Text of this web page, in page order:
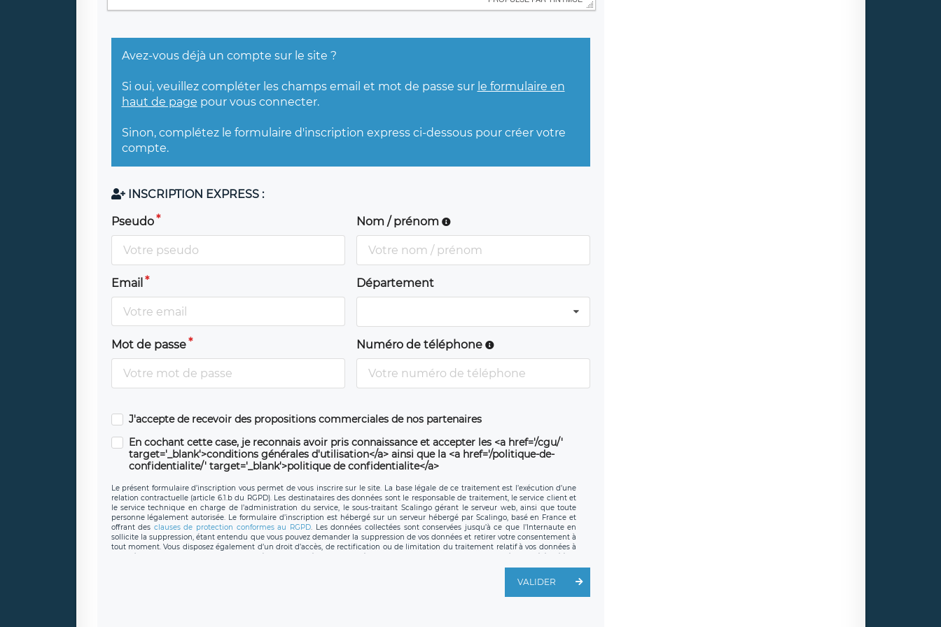
Avez-vous déjà un compte sur le site ?
Si oui, veuillez compléter les champs email et mot de passe sur le formulaire en
haut de page pour vous connecter.
Sinon, complétez le formulaire d'inscription express ci-dessous pour créer votre
compte.
INSCRIPTION EXPRESS :
Pseudo Nom / prénom
Email Département
Mot de passe Numéro de téléphone
J'accepte de recevoir des propositions commerciales de nos partenaires
En cochant cette case, je reconnais avoir pris connaissance et accepter les <a href='/cgu/'
target='_blank'>conditions générales d'utilisation</a> ainsi que la <a href='/politique-de-
confidentialite/' target='_blank'>politique de confidentialite</a>
Le présent formulaire d’inscription vous permet de vous inscrire sur le site. La base légale de ce traitement est l’exécution d’une
relation contractuelle (article 6.1.b du RGPD). Les destinataires des données sont le responsable de traitement, le service client et
le service technique en charge de l’administration du service, le sous-traitant Scalingo gérant le serveur web, ainsi que toute
personne légalement autorisée. Le formulaire d’inscription est hébergé sur un serveur hébergé par Scalingo, basé en France et
offrant des clauses de protection conformes au RGPD. Les données collectées sont conservées jusqu’à ce que l’Internaute en
sollicite la suppression, étant entendu que vous pouvez demander la suppression de vos données et retirer votre consentement à
tout moment. Vous disposez également d’un droit d’accès, de rectification ou de limitation du traitement relatif à vos données à
caractère personnel, ainsi que d’un droit à la portabilité de vos données. Vous pouvez exercer ces droits auprès du délégué à la
protection des données de LÉGAVOX qui exerce au siège social de LÉGAVOX et est joignable à l’adresse mail suivante :
joignable à l’adresse mail : responsabledetraitement@legavox.fr. Vous avez également le droit d’introduire une réclamation
VALIDER